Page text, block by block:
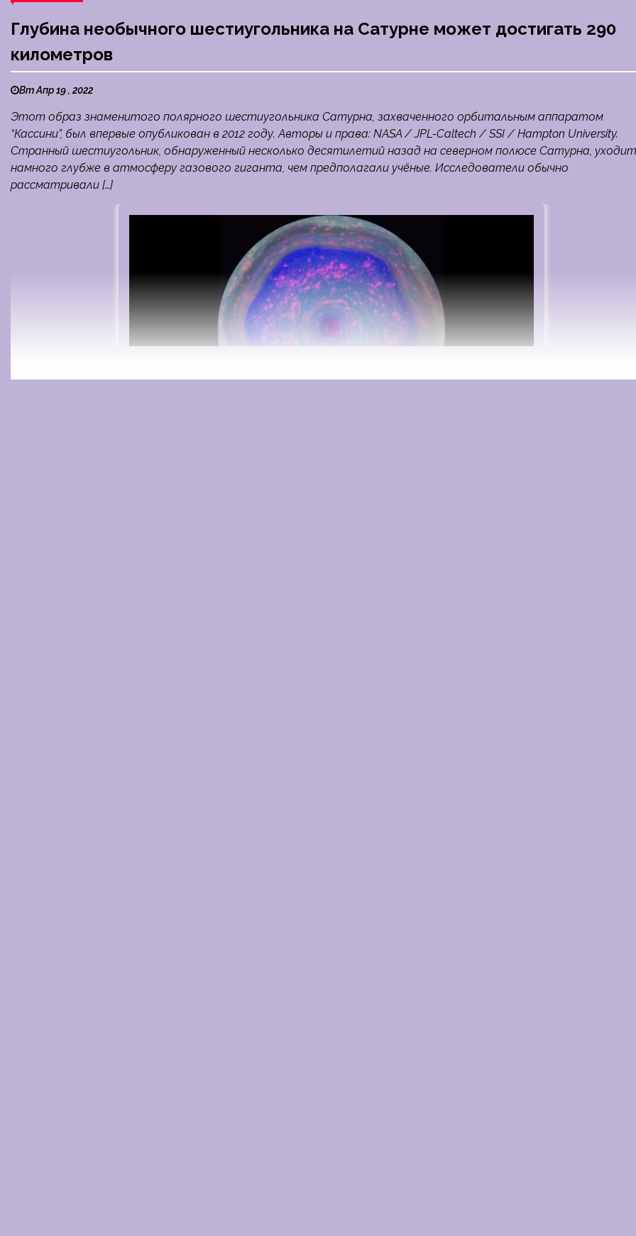
Глубина необычного шестиугольника на Сатурне может достигать 290
километров
Вт Апр 19 , 2022
Этот образ знаменитого полярного шестиугольника Сатурна, захваченного орбитальным аппаратом
“Кассини”, был впервые опубликован в 2012 году. Авторы и права: NASA / JPL-Caltech / SSI / Hampton University.
Странный шестиугольник, обнаруженный несколько десятилетий назад на северном полюсе Сатурна, уходит
намного глубже в атмосферу газового гиганта, чем предполагали учёные. Исследователи обычно
рассматривали […]